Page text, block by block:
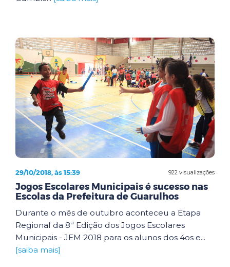
922 visualizações
29/10/2018, às 15:39
Jogos Escolares Municipais é sucesso nas
Escolas da Prefeitura de Guarulhos
Durante o mês de outubro aconteceu a Etapa
Regional da 8ª Edição dos Jogos Escolares
Municipais - JEM 2018 para os alunos dos 4os e...
[saiba mais]